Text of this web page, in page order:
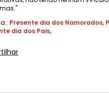
Presente dia dos Namorados,
dia dos Pais,